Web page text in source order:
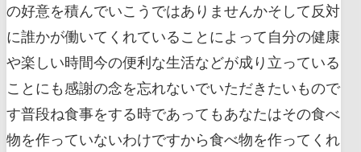
の好意を積んでいこうではありませんかそして反対
に誰かが働いてくれていることによって自分の健康
や楽しい時間今の便利な生活などが成り立っている
ことにも感謝の念を忘れないでいただきたいもので
す普段ね食事をする時であってもあなたはその食べ
物を作っていないわけですから食べ物を作ってくれ